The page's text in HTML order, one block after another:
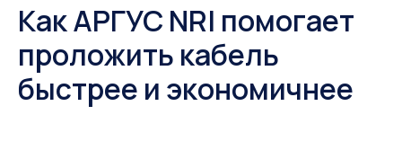
Как АРГУС NRI помогает
проложить кабель
быстрее и экономичнее